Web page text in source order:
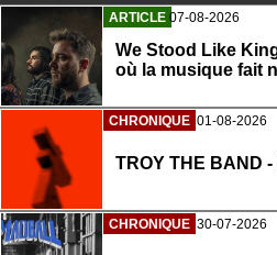
ARTICLE 07-08-2026
We Stood Like
où la musique fait
CHRONIQUE 01-08-2026
TROY THE BAND -
CHRONIQUE 30-07-2026